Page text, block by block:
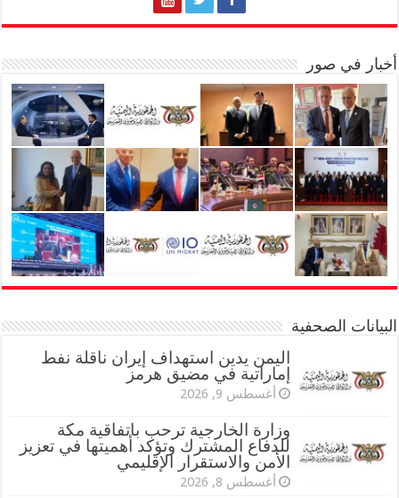
أخبار في صور
البيانات الصحفية
اليمن يدين استهداف إيران ناقلة نفط
إماراتية في مضيق هرمز
أغسطس 9, 2026
وزارة الخارجية ترحب باتفاقية مكة
للدفاع المشترك وتؤكد أهميتها في تعزيز
الأمن والاستقرار الإقليمي
أغسطس 8, 2026